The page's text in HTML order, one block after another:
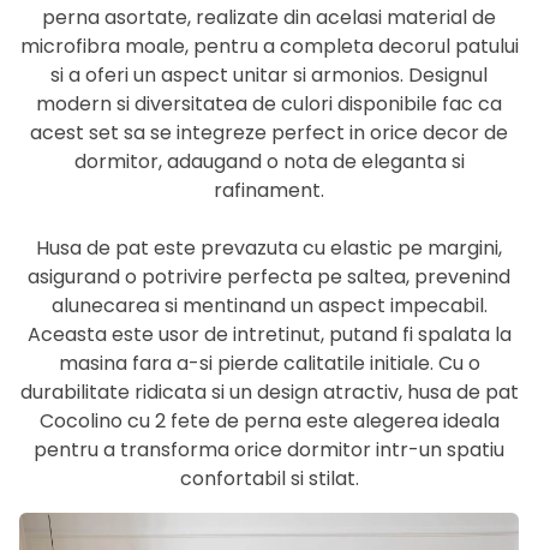
perna asortate, realizate din acelasi material de
microfibra moale, pentru a completa decorul patului
si a oferi un aspect unitar si armonios. Designul
modern si diversitatea de culori disponibile fac ca
acest set sa se integreze perfect in orice decor de
dormitor, adaugand o nota de eleganta si
rafinament.
Husa de pat este prevazuta cu elastic pe margini,
asigurand o potrivire perfecta pe saltea, prevenind
alunecarea si mentinand un aspect impecabil.
Aceasta este usor de intretinut, putand fi spalata la
masina fara a-si pierde calitatile initiale. Cu o
durabilitate ridicata si un design atractiv, husa de pat
Cocolino cu 2 fete de perna este alegerea ideala
pentru a transforma orice dormitor intr-un spatiu
confortabil si stilat.